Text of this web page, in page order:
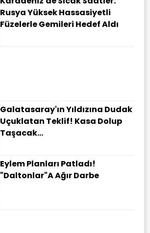
Rusya Yüksek Hassasiyetli
Füzelerle Gemileri Hedef Aldı
Galatasaray'ın Yıldızına Dudak
Uçuklatan Teklif! Kasa Dolup
Taşacak...
Eylem Planları Patladı!
"Daltonlar"a Ağır Darbe